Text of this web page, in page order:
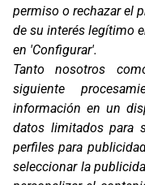
C/ Coneixement 5, 08850
Gavà (Barcelona)
Contacto
T. (+34) 93 638 38 60
Email:
corver@corver.es
permiso o rechazar el
de su interés legítimo
en 'Configurar'.
Tanto nosotros
siguiente
información en un
datos limitados para
perfiles para
seleccionar la